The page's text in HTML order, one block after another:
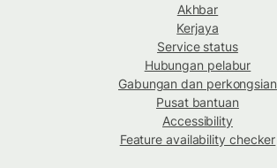
Akhbar
Kerjaya
Service status
Hubungan pelabur
Gabungan dan perkongsian
Pusat bantuan
Accessibility
Feature availability checker